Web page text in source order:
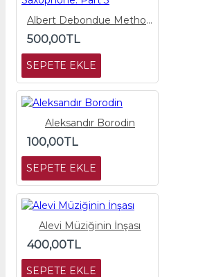
Albert Debondue Method for Oboe or Saxophone: Part 3
500,00TL
SEPETE EKLE
Aleksandır Borodin
100,00TL
SEPETE EKLE
Alevi Müziğinin İnşası
400,00TL
SEPETE EKLE